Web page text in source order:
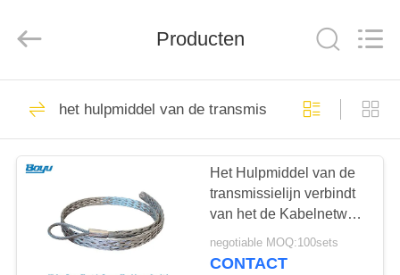
HUIS
PRODUCTEN
ONGEVEER
ONS
Power
Machinery
transmissielijn die
vastbinden
111
Producten
het hulpmiddel van de transmissielijn
Het Hulpmiddel van de
transmissielijn verbindt
van het de Kabelnetwerk
van de
Hulpmiddelendraad de
negotiable MOQ:100sets
CONTACT